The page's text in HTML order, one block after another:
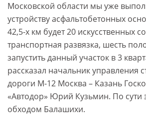
Московской области мы уже
устройству асфальтобетонных
42,5-х км будет 20 искусственных
транспортная развязка, шесть
запустить данный участок в 3
рассказал начальник управления
дороги М-12 Москва – Казань
«Автодор» Юрий Кузьмин. По сути
обходом Балашихи.